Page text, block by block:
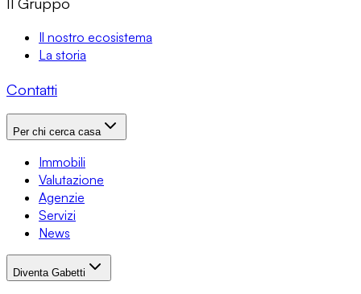
Il nostro ecosistema
La storia
Contatti
Per chi cerca casa
Immobili
Valutazione
Agenzie
Servizi
News
Diventa Gabetti